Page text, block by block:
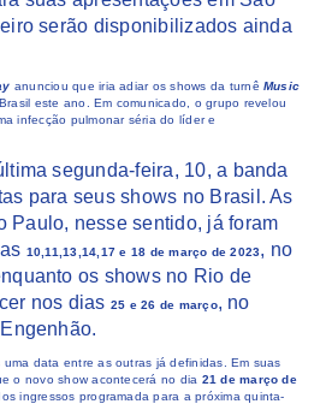
serão disponibilizados ainda
anunciou que iria adiar os shows da turnêMusic
este ano. Em comunicado, o grupo revelou
infecção pulmonar séria do líder e
segunda-feira, 10, a banda
para seus shows no Brasil. As
Paulo, nesse sentido, já foram
10,11,13,14,17 e 18 de março de 2023, no
os shows no Rio de
nos dias 25 e 26 de março, no
uma data entre as outras já definidas. Em suas
o novo show acontecerá no dia 21 de março de
ingressos programada para a próxima quinta-